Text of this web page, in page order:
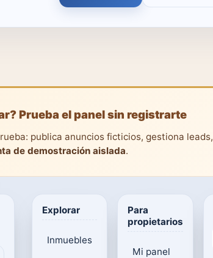
Prueba el panel sin registrarte
publica anuncios ficticios, gestiona leads,
de demostración aislada.
Explorar
Inmuebles
Para
propietarios
Mi panel